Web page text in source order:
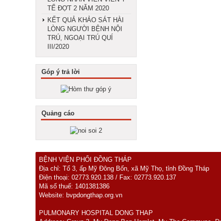
TẾ ĐỢT 2 NĂM 2020
KẾT QUẢ KHẢO SÁT HÀI
LÒNG NGƯỜI BỆNH NỘI
TRÚ, NGOẠI TRÚ QUÍ
III/2020
Góp ý trả lời
Quảng cáo
BỆNH VIỆN PHỔI ĐỒNG THÁP
Địa chỉ: Tổ 3, ấp Mỹ Đông Bốn, xã Mỹ Thọ, tỉnh Đồng Tháp
Điện thoại: 02773.920.138 / Fax: 02773.920.137
Mã số thuế: 1401381386
Website: bvpdongthap.org.vn
PULMONARY HOSPITAL DONG THAP